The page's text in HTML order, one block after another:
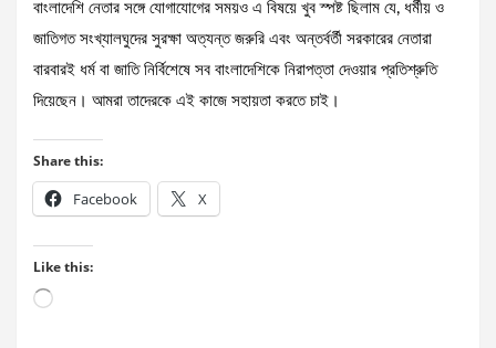
বাংলাদেশি নেতার সঙ্গে যোগাযোগের সময়ও এ বিষয়ে খুব স্পষ্ট ছিলাম যে, ধর্মীয় ও
জাতিগত সংখ্যালঘুদের সুরক্ষা অত্যন্ত জরুরি এবং অন্তর্বর্তী সরকারের নেতারা
বারবারই ধর্ম বা জাতি নির্বিশেষে সব বাংলাদেশিকে নিরাপত্তা দেওয়ার প্রতিশ্রুতি
দিয়েছেন। আমরা তাদেরকে এই কাজে সহায়তা করতে চাই।
Share this:
Facebook X
Like this:
Loading…